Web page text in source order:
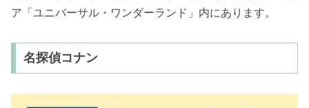
ア「ユニバーサル・ワンダーランド」内にあります。
名探偵コナン